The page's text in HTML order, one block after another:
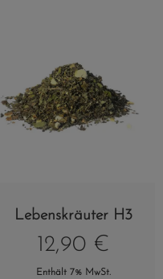
Lebenskräuter H3
12,90 €
Enthält 7% MwSt.